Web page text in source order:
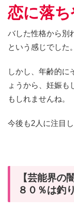
恋に落
バした性格から別
という感じでした。
しかし、年齢的に
ょうから、妊娠も
もしれませんね。
今後も2人に注目
【芸能界の
８０％は釣